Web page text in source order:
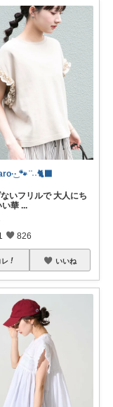
🐾 ͗ ͗˒˒🐈‍⬛
いフリルで 大人にち
い華 ...
826
レ いいね